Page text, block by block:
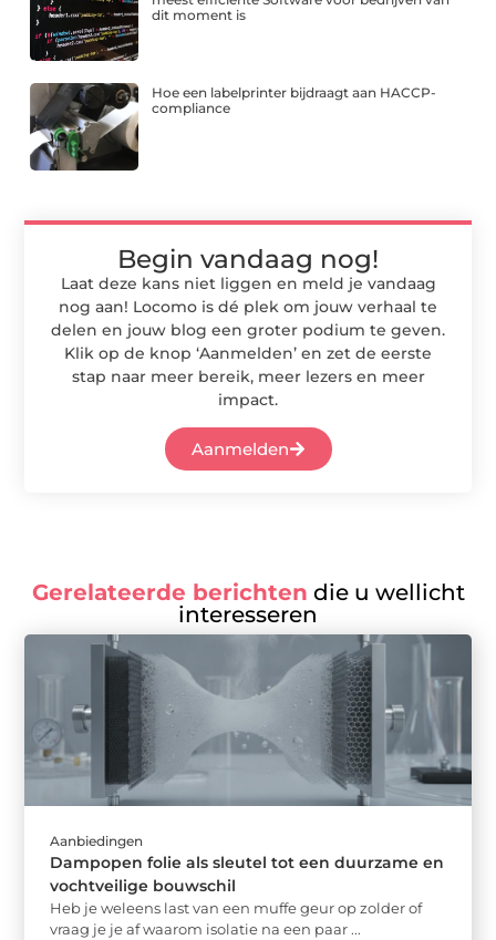
dit moment is
Hoe een labelprinter bijdraagt aan HACCP-
compliance
Begin vandaag nog!
Laat deze kans niet liggen en meld je vandaag
nog aan! Locomo is dé plek om jouw verhaal te
delen en jouw blog een groter podium te geven.
Klik op de knop ‘Aanmelden’ en zet de eerste
stap naar meer bereik, meer lezers en meer
impact.
Aanmelden
Gerelateerde berichten die u wellicht
interesseren
Aanbiedingen
Dampopen folie als sleutel tot een duurzame en
vochtveilige bouwschil
Heb je weleens last van een muffe geur op zolder of
vraag je je af waarom isolatie na een paar ...